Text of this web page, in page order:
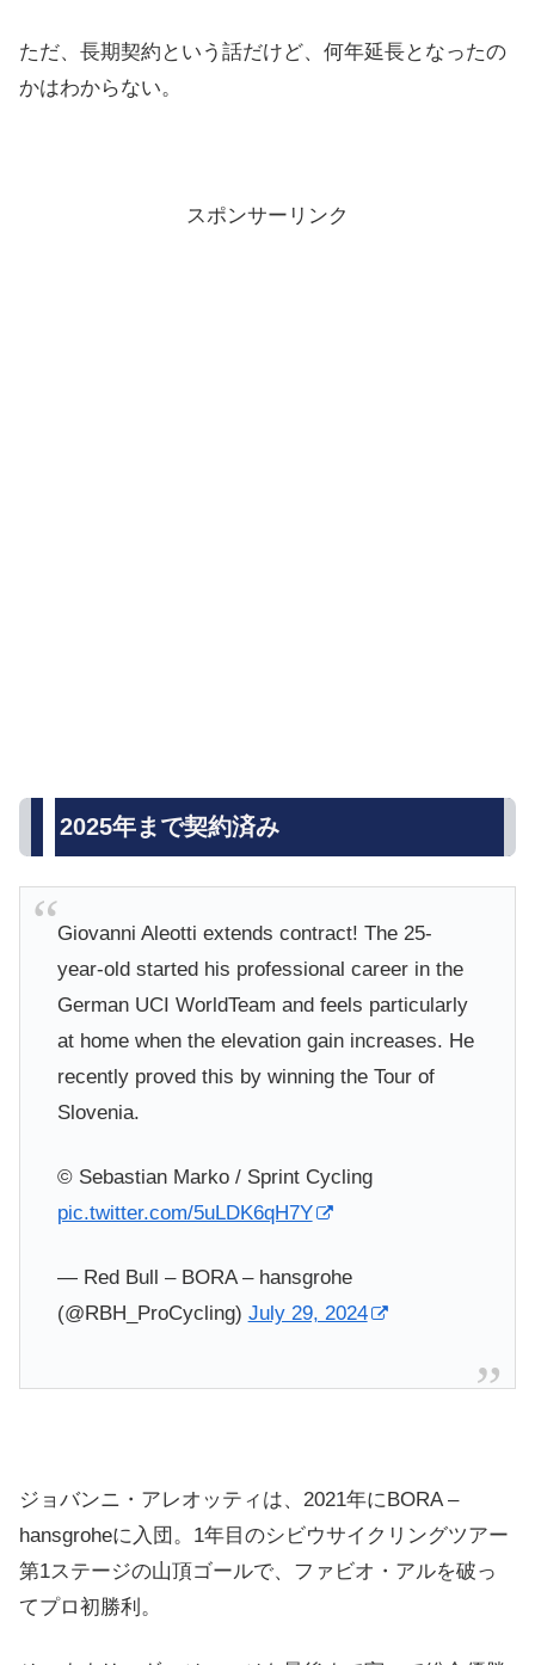
ただ、長期契約という話だけど、何年延長となったの
かはわからない。
スポンサーリンク
2025年まで契約済み
Giovanni Aleotti extends contract! The 25-
year-old started his professional career in the
German UCI WorldTeam and feels particularly
at home when the elevation gain increases. He
recently proved this by winning the Tour of
Slovenia.
© Sebastian Marko / Sprint Cycling
pic.twitter.com/5uLDK6qH7Y
— Red Bull – BORA – hansgrohe
(@RBH_ProCycling) July 29, 2024
ジョバンニ・アレオッティは、2021年にBORA –
hansgroheに入団。1年目のシビウサイクリングツアー
第1ステージの山頂ゴールで、ファビオ・アルを破っ
てプロ初勝利。